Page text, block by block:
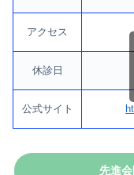
アクセス
休診日
公式サイト
先進